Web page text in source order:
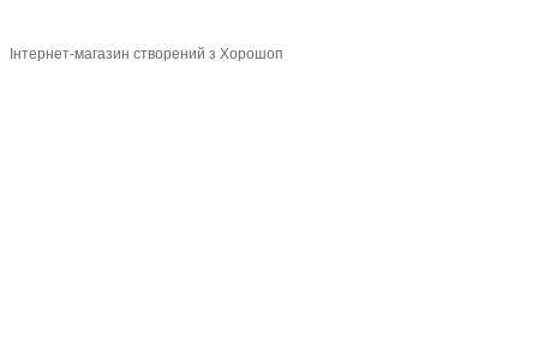
Інтернет-магазин створений з Хорошоп